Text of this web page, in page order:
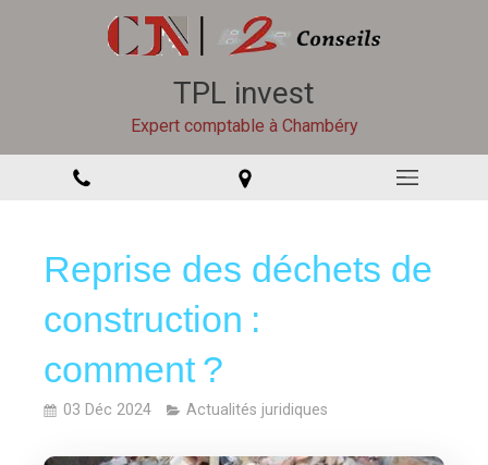
TPL invest
Expert comptable à Chambéry
Reprise des déchets de
construction :
comment ?
03 Déc 2024 Actualités juridiques